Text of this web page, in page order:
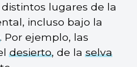
lugares de la
incluso bajo la
. Por ejemplo, las
desierto, de laselva